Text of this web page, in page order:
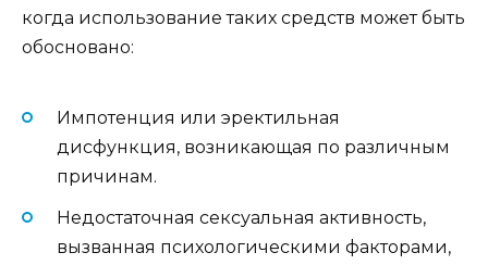
когда использование таких средств может быть
обосновано:
Импотенция или эректильная
дисфункция, возникающая по различным
причинам.
Недостаточная сексуальная активность,
вызванная психологическими факторами,